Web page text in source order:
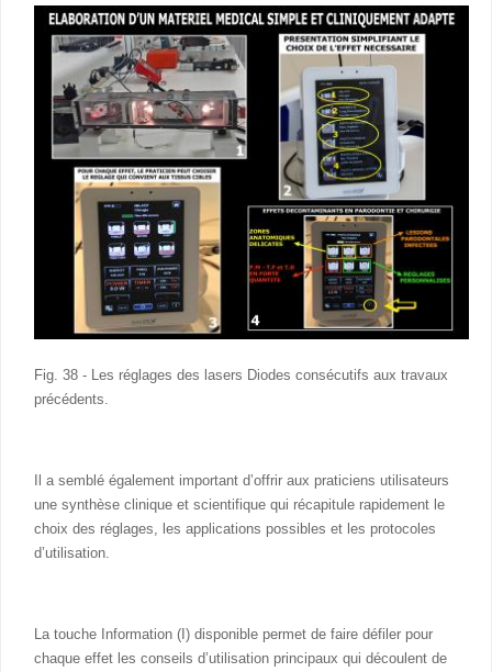
Fig. 38 - Les réglages des lasers Diodes consécutifs aux travaux
précédents.
Il a semblé également important d’offrir aux praticiens utilisateurs
une synthèse clinique et scientifique qui récapitule rapidement le
choix des réglages, les applications possibles et les protocoles
d’utilisation.
La touche Information (I) disponible permet de faire défiler pour
chaque effet les conseils d’utilisation principaux qui découlent de